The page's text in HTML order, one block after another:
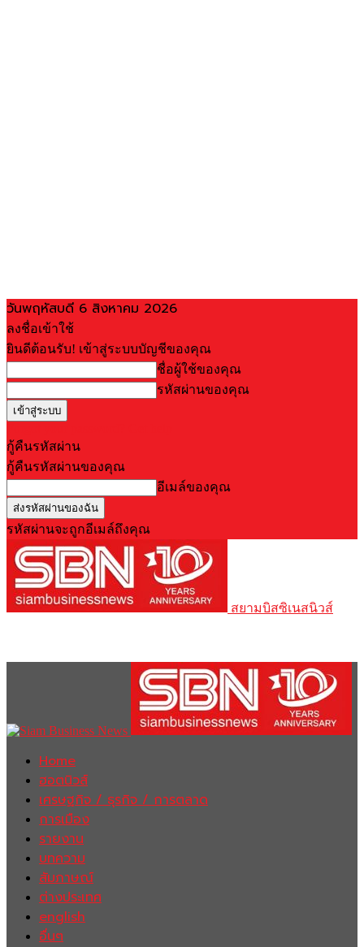
วันพฤหัสบดี 6 สิงหาคม 2026
ลงชื่อเข้าใช้
ยินดีต้อนรับ! เข้าสู่ระบบบัญชีของคุณ
ชื่อผู้ใช้ของคุณ
รหัสผ่านของคุณ
กู้คืนรหัสผ่าน
กู้คืนรหัสผ่านของคุณ
อีเมล์ของคุณ
รหัสผ่านจะถูกอีเมล์ถึงคุณ
สยามบิสซิเนสนิวส์
Home
ฮอตนิวส์
เศรษฐกิจ / ธุรกิจ / การตลาด
การเมือง
รายงาน
บทความ
สัมภาษณ์
ต่างประเทศ
english
อื่นๆ